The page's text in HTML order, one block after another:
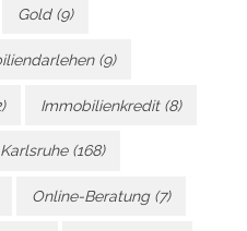
Gold(9)
(9)
Immobilienkredit(8)
Karlsruhe(168)
Online-Beratung(7)